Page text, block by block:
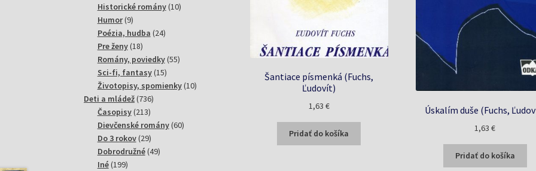
Šantiace písmenká (Fuchs,
Ľudovít)
1,63 €
Pridať do košíka
Úskalím duše (Fuchs,
1,63€
Pridať do košíka
Historické romány 1010
Humor 99
produktov
Poézia, hudba 2424
Pre ženy 1818
produktov
Romány, poviedky 5555
Sci-fi, fantasy 1515
produktov
Životopisy, spomienky 1010
Deti a mládež 736736
Časopisy 213213
produktov
Dievčenské romány 6060
Do 3 rokov 2929
produktov
Dobrodružné 4949
Iné 199199